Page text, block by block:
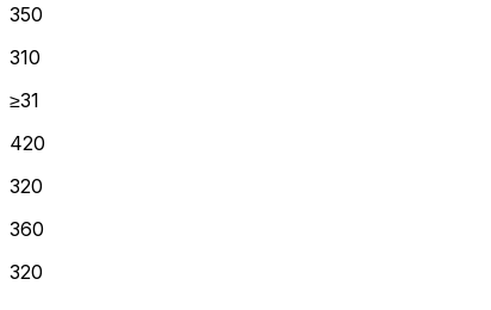
350
310
≥31
420
320
360
320